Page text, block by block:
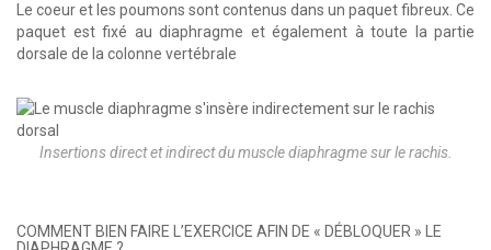
Le coeur et les poumons sont contenus dans un paquet fibreux. Ce
paquet est fixé au diaphragme et également à toute la partie
dorsale de la colonne vertébrale
Insertions direct et indirect du muscle diaphragme sur le rachis.
COMMENT BIEN FAIRE L’EXERCICE AFIN DE « DÉBLOQUER » LE